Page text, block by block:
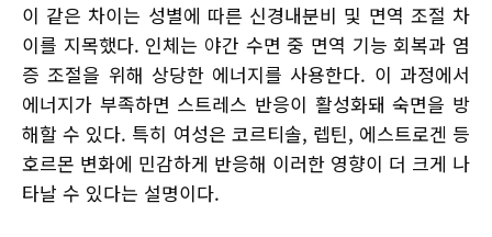
이 같은 차이는 성별에 따른 신경내분비 및 면역 조절 차
이를 지목했다. 인체는 야간 수면 중 면역 기능 회복과 염
증 조절을 위해 상당한 에너지를 사용한다. 이 과정에서
에너지가 부족하면 스트레스 반응이 활성화돼 숙면을 방
해할 수 있다. 특히 여성은 코르티솔, 렙틴, 에스트로겐 등
호르몬 변화에 민감하게 반응해 이러한 영향이 더 크게 나
타날 수 있다는 설명이다.